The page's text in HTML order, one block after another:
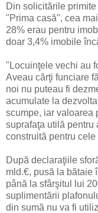
Din solicitările
"Prima casă", cea
28% erau pentru
doar 3,4% imobile
"Locuinţele vechi au
Aveau cărţi funciare
noi nu puteau fi
acumulate la
scumpe, iar valoarea
suprafaţa utilă pentru
construită pentru
După declaraţiile
mld.€, pusă la bătaie
până la sfârşitul lui
suplimentării
din sumă nu va fi